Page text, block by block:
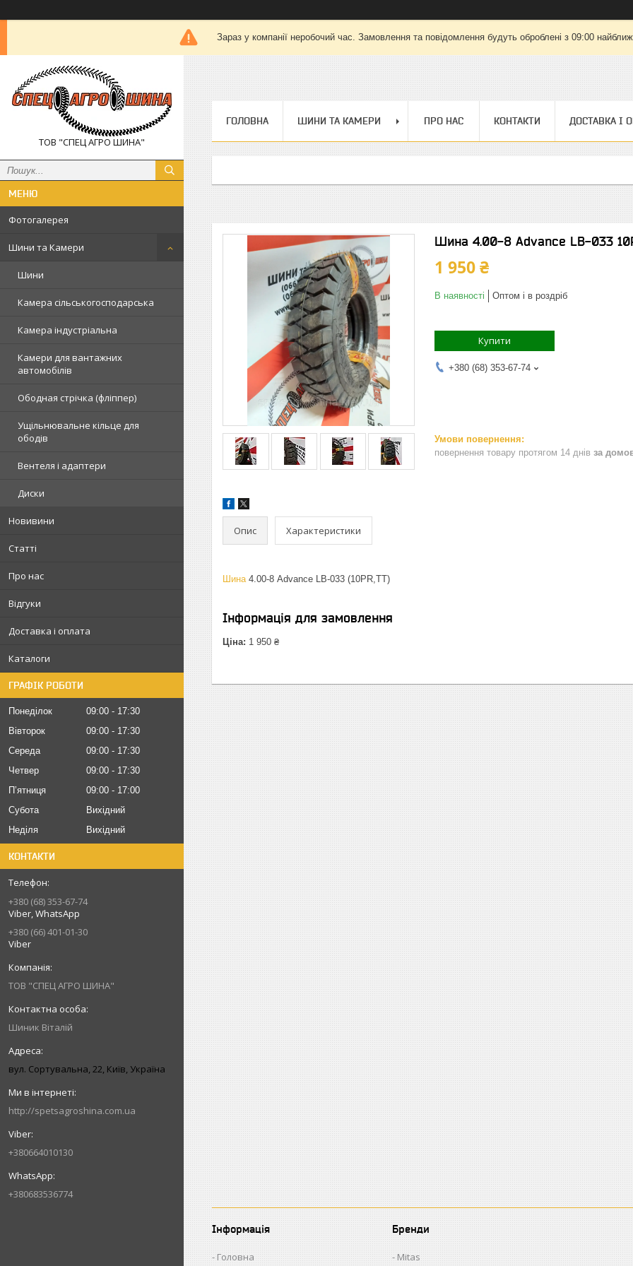
Зараз у компанії неробочий час. Замовлення та повідомлення будуть оброблені з 09:00
ТОВ "СПЕЦ АГРО ШИНА"
Фотогалерея
Шини та Камери
Шини
Камера сільськогосподарська
Камера індустріальна
Камери для вантажних
автомобілів
Ободная стрічка (фліппер)
Ущільнювальне кільце для
ободів
Вентеля і адаптери
Диски
Новивини
Статті
Про нас
Відгуки
Доставка і оплата
Каталоги
ГРАФІК РОБОТИ
Понеділок 09:00
17:30
Вівторок
09:00
17:30
Середа
09:00
17:30
Четвер
09:00
17:30
Пʼятниця
09:00
17:00
Субота
Вихідний
Неділя
Вихідний
КОНТАКТИ
+380 (68) 353-67-74
Viber, WhatsApp
+380 (66) 401-01-30
Viber
ТОВ "СПЕЦ АГРО ШИНА"
Шиник Віталій
вул. Сортувальна, 22, Київ, Україна
http://spetsagroshina.com.ua
+380664010130
+380683536774
ГОЛОВНА ШИНИ ТА КАМЕРИ ПРО НАС КОНТАКТИ ДОСТАВКА І
Шина 4.00-8 Advance LB-033
1 950 ₴
В наявності Оптом і в роздріб
Купити
+380 (68) 353-67-74
повернення товару протягом 14 днів за
Опис Характеристики
Шина4.00-8 Advance LB-033 (10PR,TT)
Інформація для замовлення
Ціна: 1 950 ₴
Інформація
Головна
Бренди
Mitas